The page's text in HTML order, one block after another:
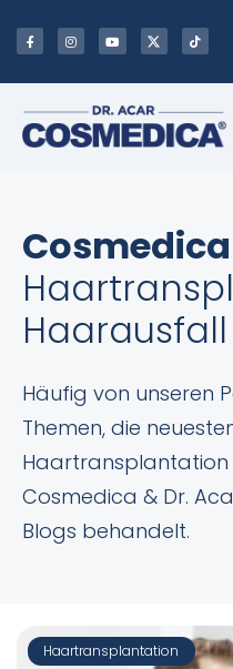
Haarausfall
Häufig von unseren
Themen, die
Haartransplantation
Cosmedica & Dr.
Blogs behandelt.
Haartransplantation